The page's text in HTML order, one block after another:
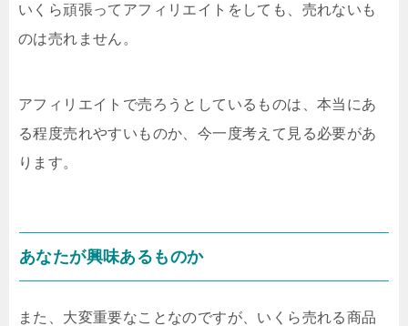
いくら頑張ってアフィリエイトをしても、売れないも
のは売れません。
アフィリエイトで売ろうとしているものは、本当にあ
る程度売れやすいものか、今一度考えて見る必要があ
ります。
あなたが興味あるものか
また、大変重要なことなのですが、いくら売れる商品